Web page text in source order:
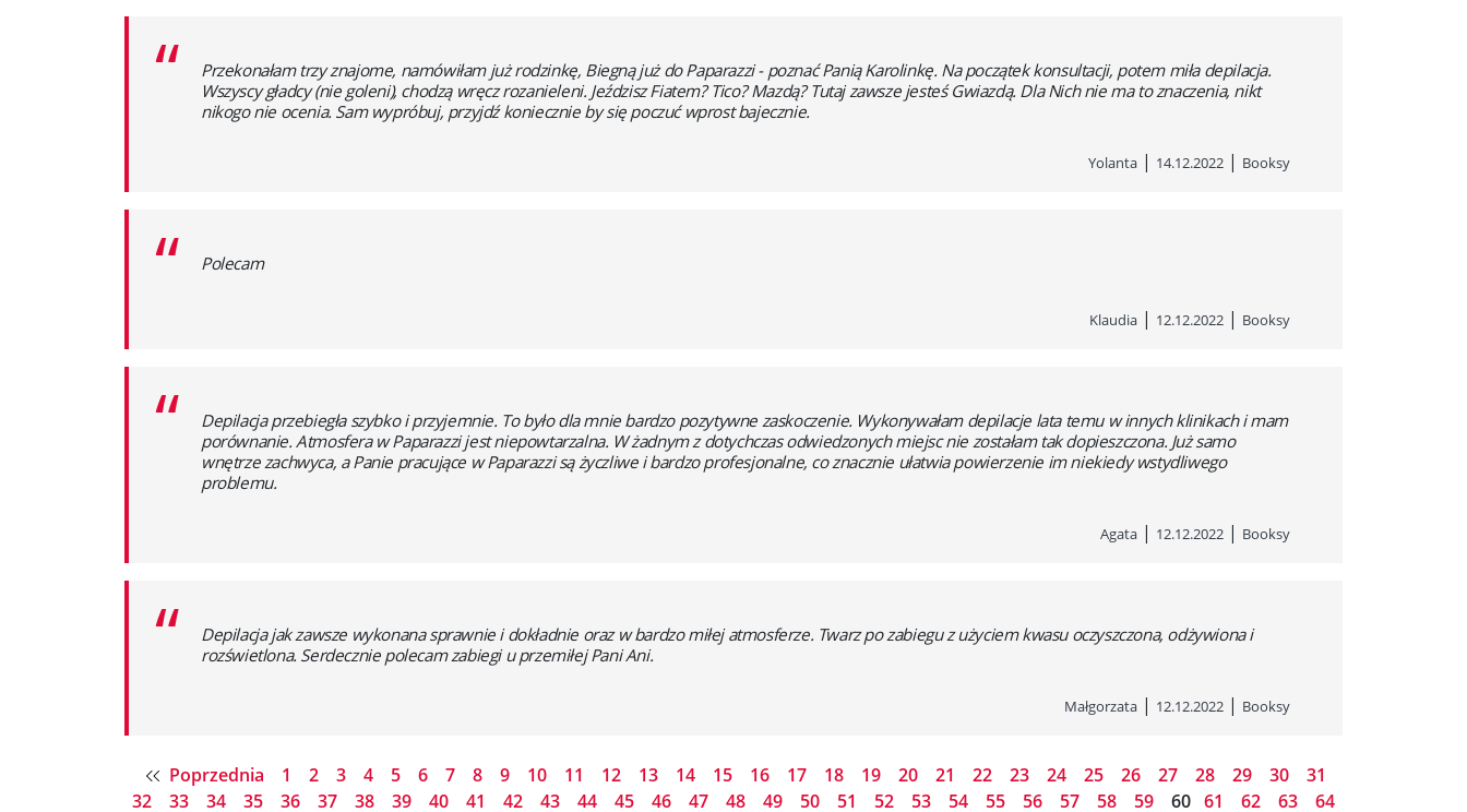
“
Przekonałam trzy znajome, namówiłam już rodzinkę, Biegną już do Paparazzi - poznać Panią Karolinkę. Na początek konsultacji, potem miła depilacja.
Wszyscy gładcy (nie goleni), chodzą wręcz rozanieleni. Jeździsz Fiatem? Tico? Mazdą? Tutaj zawsze jesteś Gwiazdą. Dla Nich nie ma to znaczenia, nikt
nikogo nie ocenia. Sam wypróbuj, przyjdź koniecznie by się poczuć wprost bajecznie.
Yolanta | 14.12.2022 | Booksy
“ Polecam
Klaudia | 12.12.2022 | Booksy
“
Depilacja przebiegła szybko i przyjemnie. To było dla mnie bardzo pozytywne zaskoczenie. Wykonywałam depilacje lata temu w innych klinikach i mam
porównanie. Atmosfera w Paparazzi jest niepowtarzalna. W żadnym z dotychczas odwiedzonych miejsc nie zostałam tak dopieszczona. Już samo
wnętrze zachwyca, a Panie pracujące w Paparazzi są życzliwe i bardzo profesjonalne, co znacznie ułatwia powierzenie im niekiedy wstydliwego
problemu.
Agata | 12.12.2022 | Booksy
“
Depilacja jak zawsze wykonana sprawnie i dokładnie oraz w bardzo miłej atmosferze. Twarz po zabiegu z użyciem kwasu oczyszczona, odżywiona i
rozświetlona. Serdecznie polecam zabiegi u przemiłej Pani Ani.
Małgorzata | 12.12.2022 | Booksy
Poprzednia 1 2 3 4 5 6 7 8 9 10 11 12 13 14 15 16 17 18 19 20 21 22 23 24 25 26 27 28 29 30
31
32
33 34 35 36 37 38 39 40 41 42 43 44 45 46 47 48 49 50 51 52 53 54 55 56 57 58 59 60 61 62 63 64